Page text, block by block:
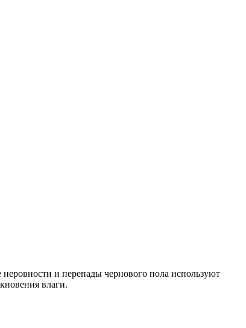
и перепады чернового пола используют
влаги.